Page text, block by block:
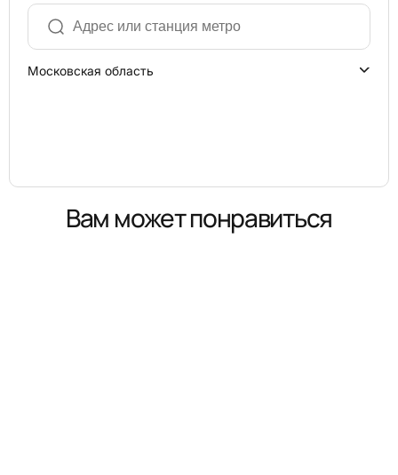
Московская область
Вам может понравиться